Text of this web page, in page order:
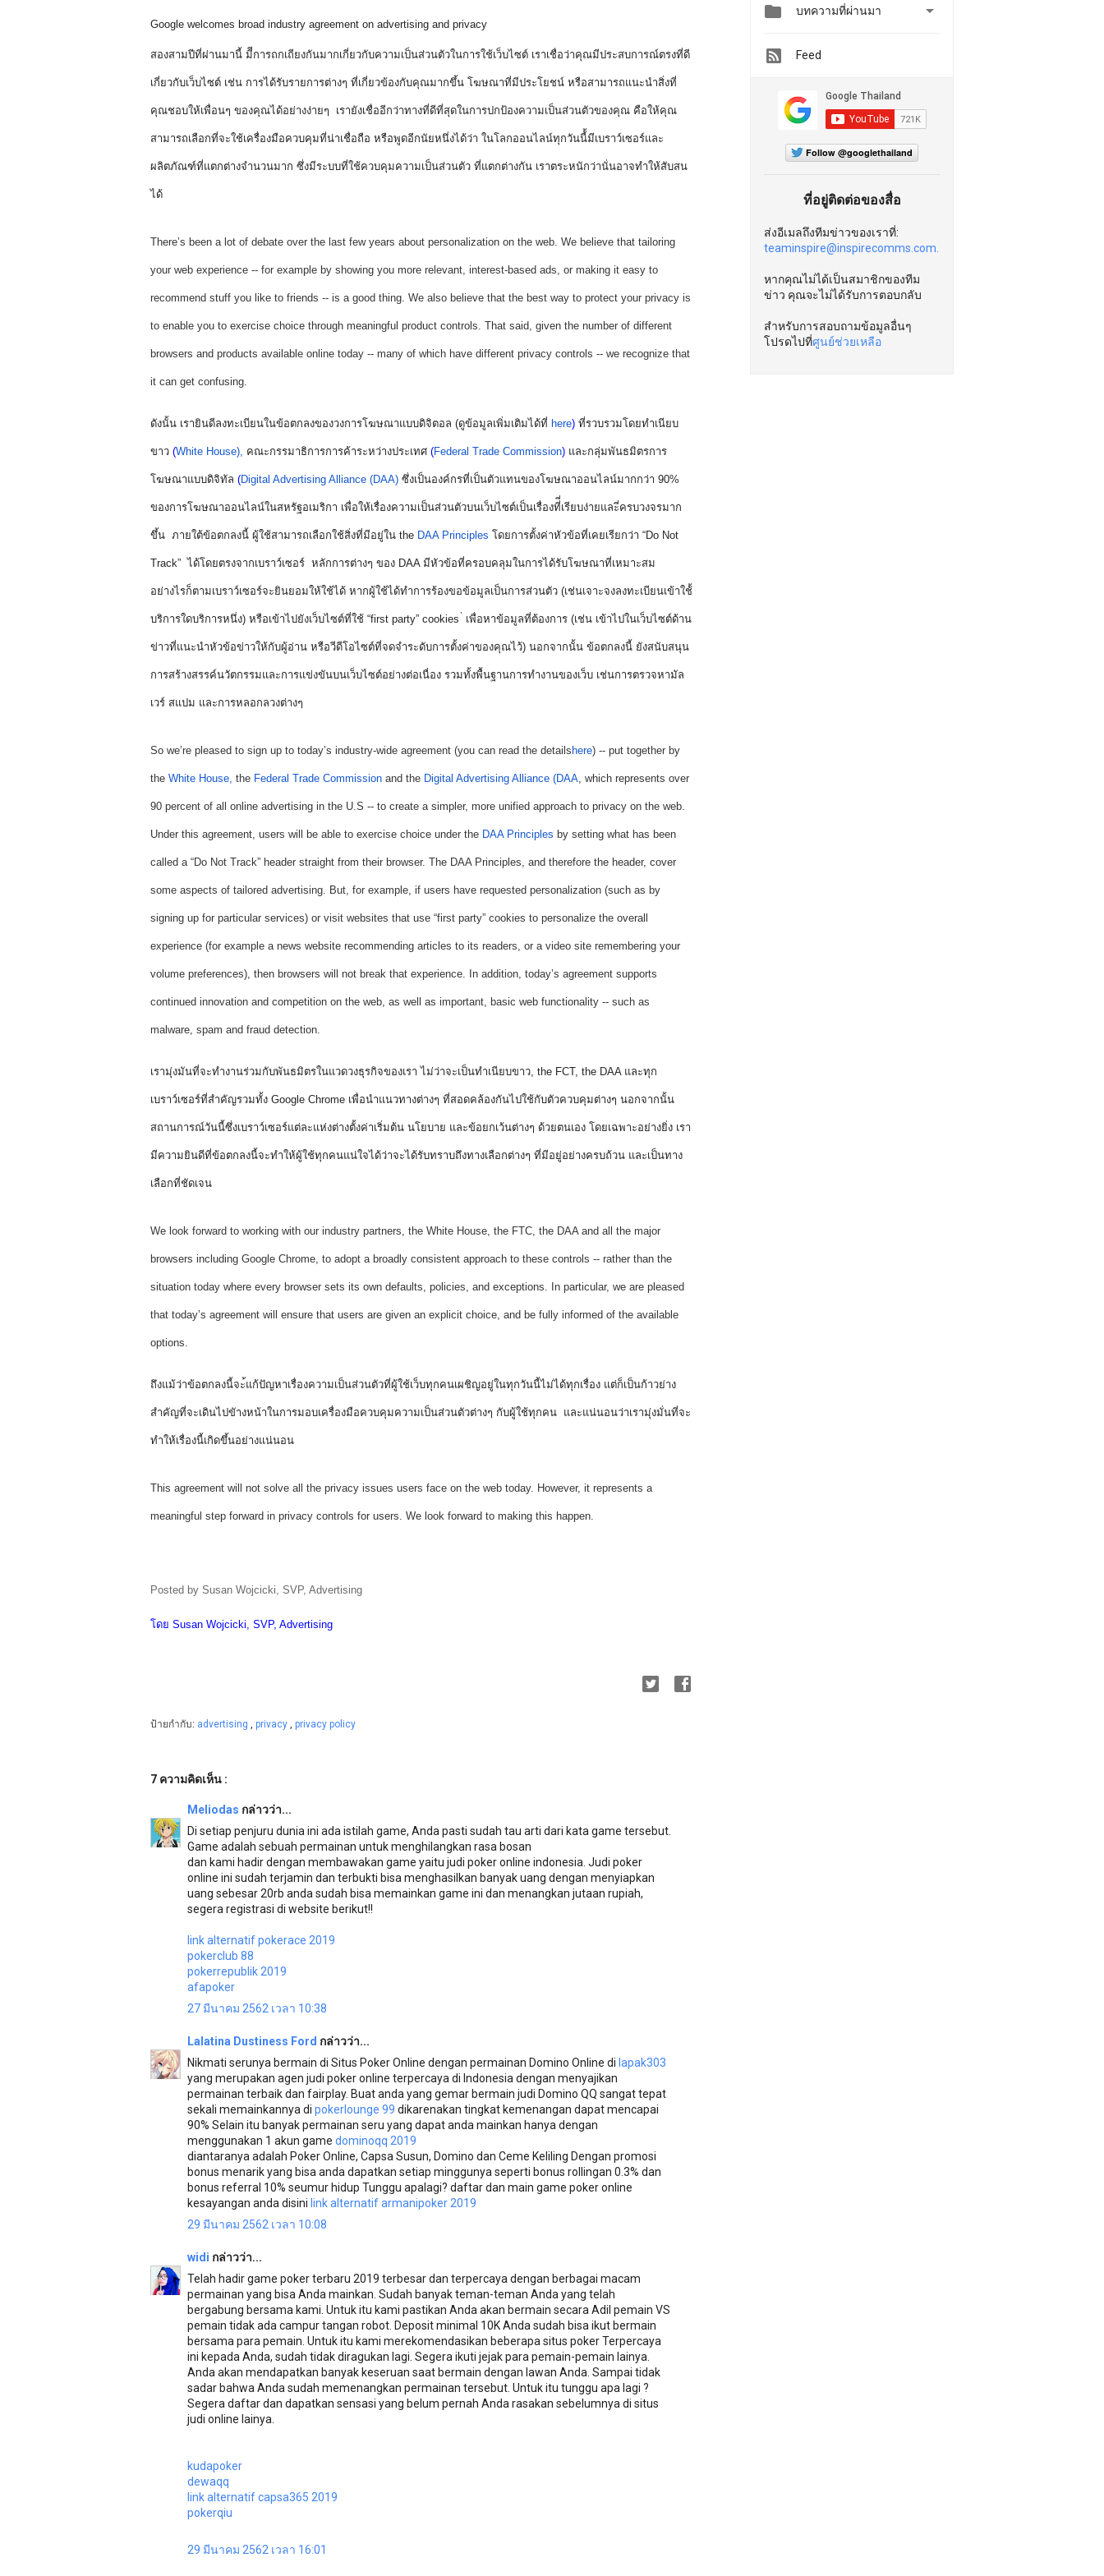
Google welcomes broad industry agreement on advertising and privacy
สองสามปีที่ผ่านมานี้ มีีการถกเถียงกันมากเกี่ยวกับความเป็นส่วนตัวในการใช้เว็บไซต์ เราเชื่อว่าคุณมีประสบการณ์ตรงที่ดี
เกี่ยวกับเว็บไซต์ เช่น การได้รับรายการต่างๆ ที่เกี่ยวข้องกับคุณมากขึ้น โฆษณาที่มีประโยชน์ หรือสามารถแนะนำสิ่งที่
คุณชอบให้เพื่อนๆ ของคุณได้อย่างง่ายๆ  เรายังเชื่ออีกว่าทางที่ดีที่สุดในการปกป้องความเป็นส่วนตัวของคุณ คือให้คุณ
สามารถเลือกที่จะใช้เครื่องมือควบคุมที่น่าเชื่อถือ หรือพูดอีกนัยหนึ่งได้ว่า ในโลกออนไลน์ทุกวันนี้้มีเบราว์เซอร์และ
ผลิตภัณฑ์ที่แตกต่างจำนวนมาก ซึ่งมีระบบที่ใช้ควบคุมความเป็นส่วนตัว ที่แตกต่างกัน เราตระหนักว่านั่นอาจทำให้สับสน
ได้
There’s been a lot of debate over the last few years about personalization on the web. We believe that tailoring
your web experience -- for example by showing you more relevant, interest-based ads, or making it easy to
recommend stuff you like to friends -- is a good thing. We also believe that the best way to protect your privacy is
to enable you to exercise choice through meaningful product controls. That said, given the number of different
browsers and products available online today -- many of which have different privacy controls -- we recognize that
it can get confusing.
ดังนั้น เรายินดีลงทะเบียนในข้อตกลงของวงการโฆษณาแบบดิจิตอล (ดูข้อมูลเพิ่มเติมได้ที่ here) ที่รวบรวมโดยทำเนียบ
ขาว (White House), คณะกรรมาธิการการค้าระหว่างประเทศ (Federal Trade Commission) และกลุ่มพันธมิตรการ
โฆษณาแบบดิจิทัล (Digital Advertising Alliance (DAA) ซึ่งเป็นองค์กรที่เป็นตัวแทนของโฆษณาออนไลน์มากกว่า 90%
ของการโฆษณาออนไลน์ในสหรัฐอเมริกา เพื่อให้เรื่องความเป็นส่วนตัวบนเว็บไซต์เป็นเรื่องที่ี่เรียบง่ายและี่ครบวงจรมาก
ขึ้น  ภายใต้ข้อตกลงนี้ ผู้ใช้สามารถเลือกใช้สิ่งที่มีอยู่ใน the DAA Principles โดยการตั้งค่าหัวข้อที่เคยเรียกว่า “Do Not
Track”  ได้โดยตรงจากเบราว์เซอร์  หลักการต่างๆ ของ DAA มีหัวข้อที่ครอบคลุมในการได้รับโฆษณาที่เหมาะสม
อย่างไรก็ตามเบราว์เซอร์จะยินยอมให้ใช้ได้ หากผู้ใช้ได้ทำการร้องขอข้อมูลเป็นการส่วนตัว (เช่นเจาะจงลงทะเบียนเข้าใช้้
บริการใดบริการหนึ่ง) หรือเข้าไปยังเว็บไซต์ที่ใช้ “first party” cookies ่ เพื่อหาข้อมูลที่ต้องการ (เช่น เข้าไปในเว็บไซต์ด้าน
ข่าวที่แนะนำหัวข้อข่าวให้กับผู้อ่าน หรือวีดีโอไซต์ที่จดจำระดับการตั้งค่าของคุณไว้) นอกจากนั้น ข้อตกลงนี้ ยังสนับสนุน
การสร้างสรรค์นวัตกรรมและการแข่งขันบนเว็บไซต์อย่างต่อเนื่อง รวมทั้งพื้นฐานการทำงานของเว็บ เช่นการตรวจหามัล
เวร์ สแปม และการหลอกลวงต่างๆ
So we’re pleased to sign up to today’s industry-wide agreement (you can read the details here) -- put together by
the White House, the Federal Trade Commission and the Digital Advertising Alliance (DAA, which represents over
90 percent of all online advertising in the U.S -- to create a simpler, more unified approach to privacy on the web.
Under this agreement, users will be able to exercise choice under the DAA Principles by setting what has been
called a “Do Not Track” header straight from their browser. The DAA Principles, and therefore the header, cover
some aspects of tailored advertising. But, for example, if users have requested personalization (such as by
signing up for particular services) or visit websites that use “first party” cookies to personalize the overall
experience (for example a news website recommending articles to its readers, or a video site remembering your
volume preferences), then browsers will not break that experience. In addition, today’s agreement supports
continued innovation and competition on the web, as well as important, basic web functionality -- such as
malware, spam and fraud detection.
เรามุ่งมันที่จะทำงานร่วมกับพันธมิตรในแวดวงธุรกิจของเรา ไม่ว่าจะเป็นทำเนียบขาว, the FCT, the DAA และทุก
เบราว์เซอร์ที่สำคัญรวมทั้ง Google Chrome เพื่อนำแนวทางต่างๆ ที่สอดคล้องกันไปใช้กับตัวควบคุมต่างๆ นอกจากนั้น
สถานการณ์วันนี้ซึ่งเบราว์เซอร์แต่ละแห่งต่างตั้งค่าเริ่มต้น นโยบาย และข้อยกเว้นต่างๆ ด้วยตนเอง โดยเฉพาะอย่างยิ่ง เรา
มีความยินดีที่ข้อตกลงนี้จะทำให้ผู้ใช้ทุกคนแน่ใจได้ว่าจะได้รับทราบถึงทางเลือกต่างๆ ที่มีอยู่อย่างครบถ้วน และเป็นทาง
เลือกที่ชัดเจน
We look forward to working with our industry partners, the White House, the FTC, the DAA and all the major
browsers including Google Chrome, to adopt a broadly consistent approach to these controls -- rather than the
situation today where every browser sets its own defaults, policies, and exceptions. In particular, we are pleased
that today’s agreement will ensure that users are given an explicit choice, and be fully informed of the available
options.
ถึงแม้ว่าข้อตกลงนี้จะ้แก้ปัญหาเรื่องความเป็นส่วนตัวที่ผู้ใช้เว็บทุกคนเผชิญอยู่ในทุกวันนี้ไม่ได้ทุกเรื่อง แต่ก็เป็นก้าวย่าง
สำคัญที่จะเดินไปขัางหน้าในการมอบเครื่องมือควบคุมความเป็นส่วนตัวต่างๆ กับผู้ใช้ทุกคน  และแน่นอนว่าเรามุ่งมั่นที่จะ
ทำให้เรื่องนี้เกิดขึ้นอย่างแน่นอน
This agreement will not solve all the privacy issues users face on the web today. However, it represents a
meaningful step forward in privacy controls for users. We look forward to making this happen.
Posted by Susan Wojcicki, SVP, Advertising
โดย Susan Wojcicki, SVP, Advertising
ป้ายกำกับ: advertising , privacy , privacy policy
7 ความคิดเห็น :
Meliodas กล่าวว่า...
Di setiap penjuru dunia ini ada istilah game, Anda pasti sudah tau arti dari kata game tersebut.
Game adalah sebuah permainan untuk menghilangkan rasa bosan
dan kami hadir dengan membawakan game yaitu judi poker online indonesia. Judi poker
online ini sudah terjamin dan terbukti bisa menghasilkan banyak uang dengan menyiapkan
uang sebesar 20rb anda sudah bisa memainkan game ini dan menangkan jutaan rupiah,
segera registrasi di website berikut!!
link alternatif pokerace 2019
pokerclub 88
pokerrepublik 2019
afapoker
27 มีนาคม 2562 เวลา 10:38
Lalatina Dustiness Ford กล่าวว่า...
Nikmati serunya bermain di Situs Poker Online dengan permainan Domino Online di lapak303
yang merupakan agen judi poker online terpercaya di Indonesia dengan menyajikan
permainan terbaik dan fairplay. Buat anda yang gemar bermain judi Domino QQ sangat tepat
sekali memainkannya di pokerlounge 99 dikarenakan tingkat kemenangan dapat mencapai
90% Selain itu banyak permainan seru yang dapat anda mainkan hanya dengan
menggunakan 1 akun game dominoqq 2019
diantaranya adalah Poker Online, Capsa Susun, Domino dan Ceme Keliling Dengan promosi
bonus menarik yang bisa anda dapatkan setiap minggunya seperti bonus rollingan 0.3% dan
bonus referral 10% seumur hidup Tunggu apalagi? daftar dan main game poker online
kesayangan anda disini link alternatif armanipoker 2019
29 มีนาคม 2562 เวลา 10:08
widi กล่าวว่า...
Telah hadir game poker terbaru 2019 terbesar dan terpercaya dengan berbagai macam
permainan yang bisa Anda mainkan. Sudah banyak teman-teman Anda yang telah
bergabung bersama kami. Untuk itu kami pastikan Anda akan bermain secara Adil pemain VS
pemain tidak ada campur tangan robot. Deposit minimal 10K Anda sudah bisa ikut bermain
bersama para pemain. Untuk itu kami merekomendasikan beberapa situs poker Terpercaya
ini kepada Anda, sudah tidak diragukan lagi. Segera ikuti jejak para pemain-pemain lainya.
Anda akan mendapatkan banyak keseruan saat bermain dengan lawan Anda. Sampai tidak
sadar bahwa Anda sudah memenangkan permainan tersebut. Untuk itu tunggu apa lagi ?
Segera daftar dan dapatkan sensasi yang belum pernah Anda rasakan sebelumnya di situs
judi online lainya.
kudapoker
dewaqq
link alternatif capsa365 2019
pokerqiu
29 มีนาคม 2562 เวลา 16:01
 บทความที่ผ่านมา 
Feed
Follow @googlethailand
ที่อยู่ติดต่อของสื่อ
ส่งอีเมลถึงทีมข่าวของเราที่:
teaminspire@inspirecomms.com.
หากคุณไม่ได้เป็นสมาชิกของทีม
ข่าว คุณจะไม่ได้รับการตอบกลับ
สำหรับการสอบถามข้อมูลอื่นๆ
โปรดไปที่ศูนย์ช่วยเหลือ